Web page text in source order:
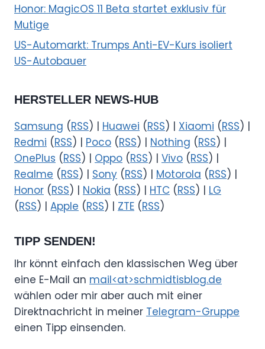
Honor: MagicOS 11 Beta startet exklusiv für
Mutige
US-Automarkt: Trumps Anti-EV-Kurs isoliert
US-Autobauer
HERSTELLER NEWS-HUB
Samsung (RSS) | Huawei (RSS) | Xiaomi (RSS) |
Redmi (RSS) | Poco (RSS) | Nothing (RSS) |
OnePlus (RSS) | Oppo (RSS) | Vivo (RSS) |
Realme (RSS) | Sony (RSS) | Motorola (RSS) |
Honor (RSS) | Nokia (RSS) | HTC (RSS) | LG
(RSS) | Apple (RSS) | ZTE (RSS)
TIPP SENDEN!
Ihr könnt einfach den klassischen Weg über
eine E-Mail an mail<at>schmidtisblog.de
wählen oder mir aber auch mit einer
Direktnachricht in meiner Telegram-Gruppe
einen Tipp einsenden.